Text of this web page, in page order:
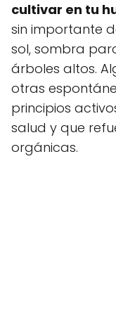
cultivar en tu
sin importante
sol, sombra
árboles altos.
otras
principios
salud y que
orgánicas.